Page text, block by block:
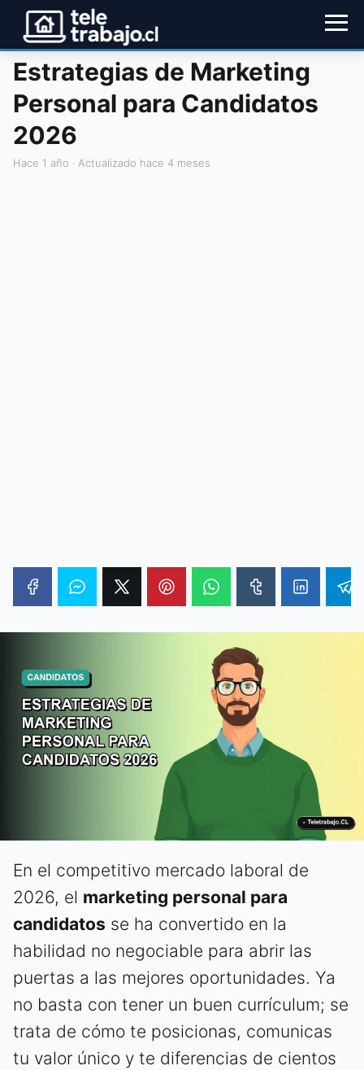
Estrategias de Marketing
Personal para Candidatos
2026
hace 1 año · Actualizado hace 4 meses
En el competitivo mercado laboral de
2026, el marketing personal para
candidatos se ha convertido en la
habilidad no negociable para abrir las
puertas a las mejores oportunidades. Ya
no basta con tener un buen currículum; se
trata de cómo te posicionas, comunicas
tu valor único y te diferencias de cientos